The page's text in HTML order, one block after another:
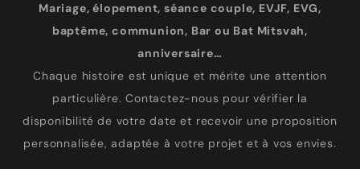
Mariage, élopement, séance couple, EVJF, EVG,
baptême, communion, Bar ou Bat Mitsvah,
anniversaire…
Chaque histoire est unique et mérite une attention
particulière. Contactez-nous pour vérifier la
disponibilité de votre date et recevoir une proposition
personnalisée, adaptée à votre projet et à vos envies.